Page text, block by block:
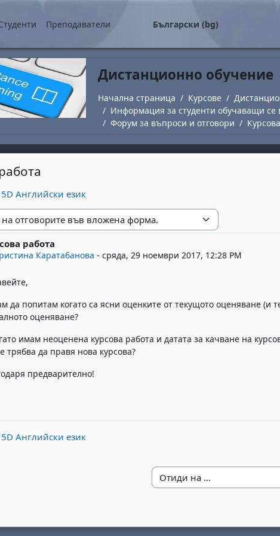
съдържание
Преподаватели Български ‎(bg)‎
Дистанционно обучение
Начална страница Курсове
Информация за студенти обучаващи
Форум за въпроси и отговори
Английски език
работа
Каратабанова - сряда, 29 ноември 2017, 12:28 PM
of replies: 0
да попитам когато са ясни оценките от текущото оценяване (и
оценяване?
имам неоценена курсова работа и датата за качване на
трябва да правя нова курсова?
предварително!
Английски език
Отиди на ...